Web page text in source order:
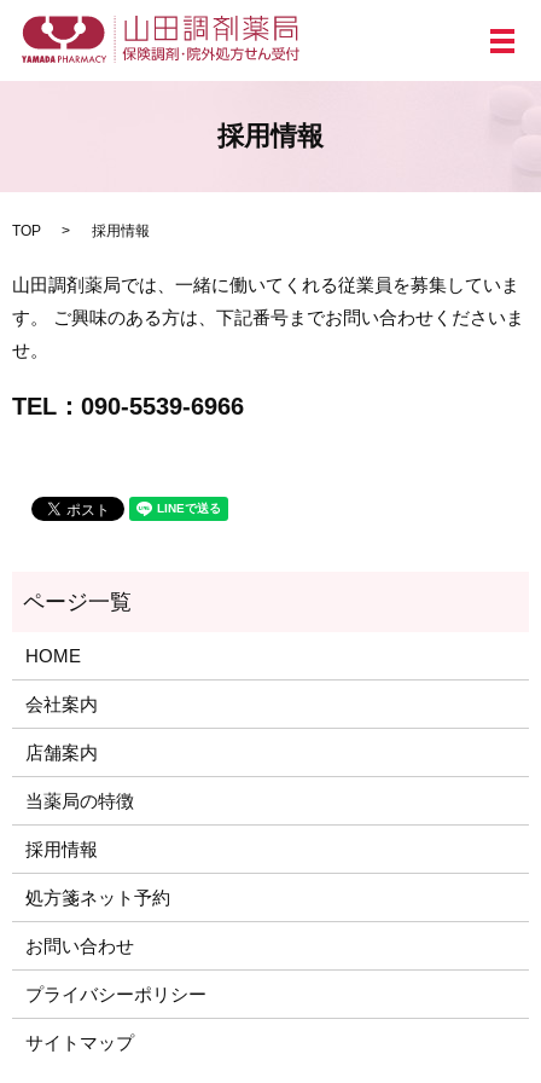
メ
採用情報
TOP 採用情報
山田調剤薬局では、一緒に働いてくれる従業員を募集していま
す。 ご興味のある方は、下記番号までお問い合わせくださいま
せ。
TEL：090-5539-6966
HOME
会社案内
店舗案内
当薬局の特徴
採用情報
処方箋ネット予約
お問い合わせ
プライバシーポリシー
サイトマップ